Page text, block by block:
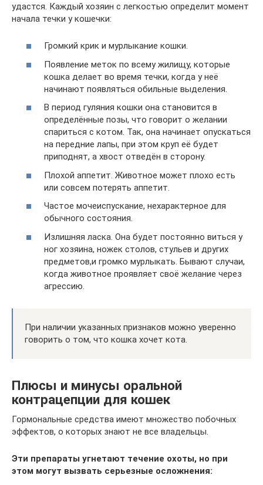
удастся. Каждый хозяин с легкостью определит момент
начала течки у кошечки:
Громкий крик и мурлыкание кошки.
Появление меток по всему жилищу, которые
кошка делает во время течки, когда у неё
начинают появляться обильные выделения.
В период гуляния кошки она становится в
определённые позы, что говорит о желании
спариться с котом. Так, она начинает опускаться
на передние лапы, при этом круп её будет
приподнят, а хвост отведён в сторону.
Плохой аппетит. Животное может плохо есть
или совсем потерять аппетит.
Частое мочеиспускание, нехарактерное для
обычного состояния.
Излишняя ласка. Она будет постоянно виться у
ног хозяина, ножек столов, стульев и других
предметов,и громко мурлыкать. Бывают случаи,
когда животное проявляет своё желание через
агрессию.
При наличии указанных признаков можно уверенно
говорить о том, что кошка хочет кота.
Плюсы и минусы оральной
контрацепции для кошек
Гормональные средства имеют множество побочных
эффектов, о которых знают не все владельцы.
Эти препараты угнетают течение охоты, но при
этом могут вызвать серьезные осложнения: